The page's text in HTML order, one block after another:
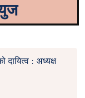
दायित्व : अध्यक्ष